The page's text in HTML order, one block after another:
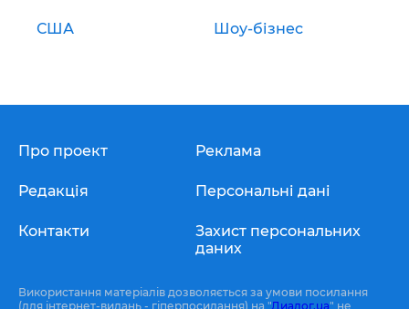
США Шоу-бізнес
Про проект
Редакція
Контакти
Реклама
Персональні дані
Захист персональних
даних
Використання матеріалів дозволяється за умови посилання
(для інтернет-видань - гіперпосилання) на "Диалог.ua" не